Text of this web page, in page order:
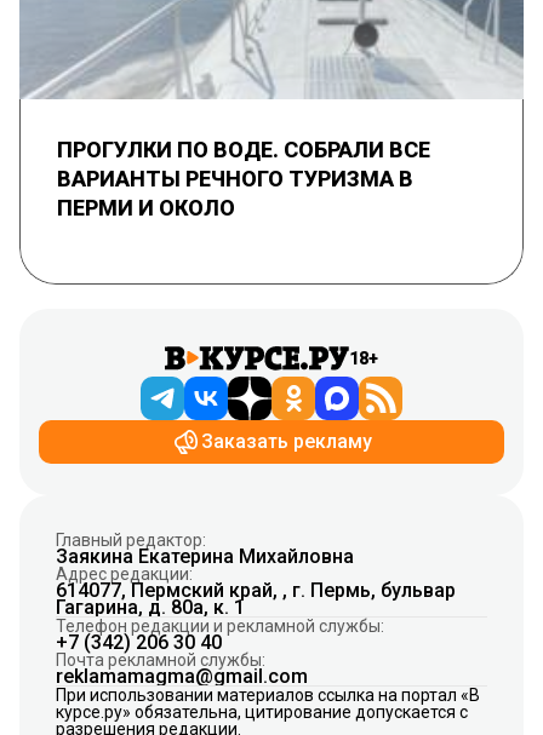
ПРОГУЛКИ ПО ВОДЕ. СОБРАЛИ ВСЕ
ВАРИАНТЫ РЕЧНОГО ТУРИЗМА В
ПЕРМИ И ОКОЛО
18+
Заказать рекламу
Главный редактор:
Заякина Екатерина Михайловна
Адрес редакции:
614077, Пермский край, , г. Пермь, бульвар
Гагарина, д. 80а, к. 1
Телефон редакции и рекламной службы:
+7 (342) 206 30 40
Почта рекламной службы:
reklamamagma@gmail.com
При использовании материалов ссылка на портал «В
курсе.ру» обязательна, цитирование допускается с
разрешения редакции.